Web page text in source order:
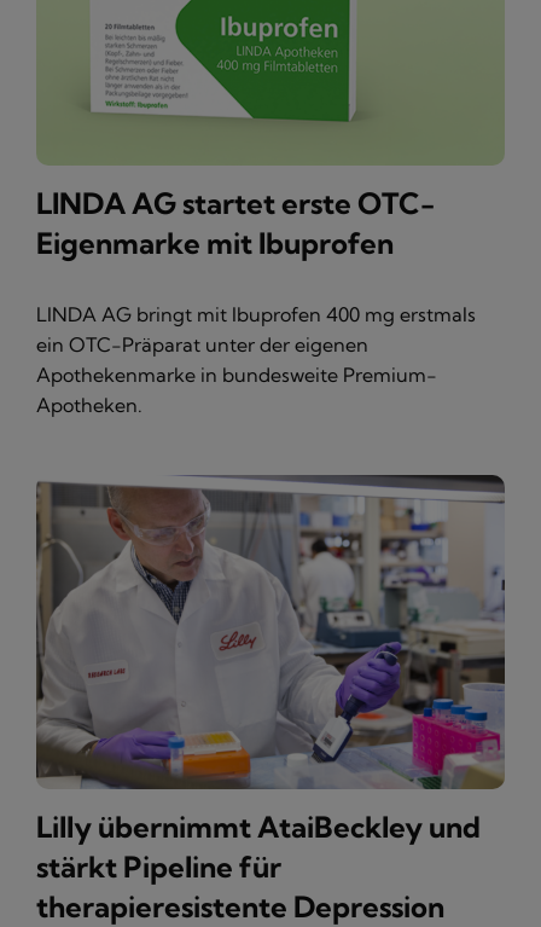
LINDA AG startet erste OTC-
Eigenmarke mit Ibuprofen
LINDA AG bringt mit Ibuprofen 400 mg erstmals
ein OTC-Präparat unter der eigenen
Apothekenmarke in bundesweite Premium-
Apotheken.
Lilly übernimmt AtaiBeckley und
stärkt Pipeline für
therapieresistente Depression